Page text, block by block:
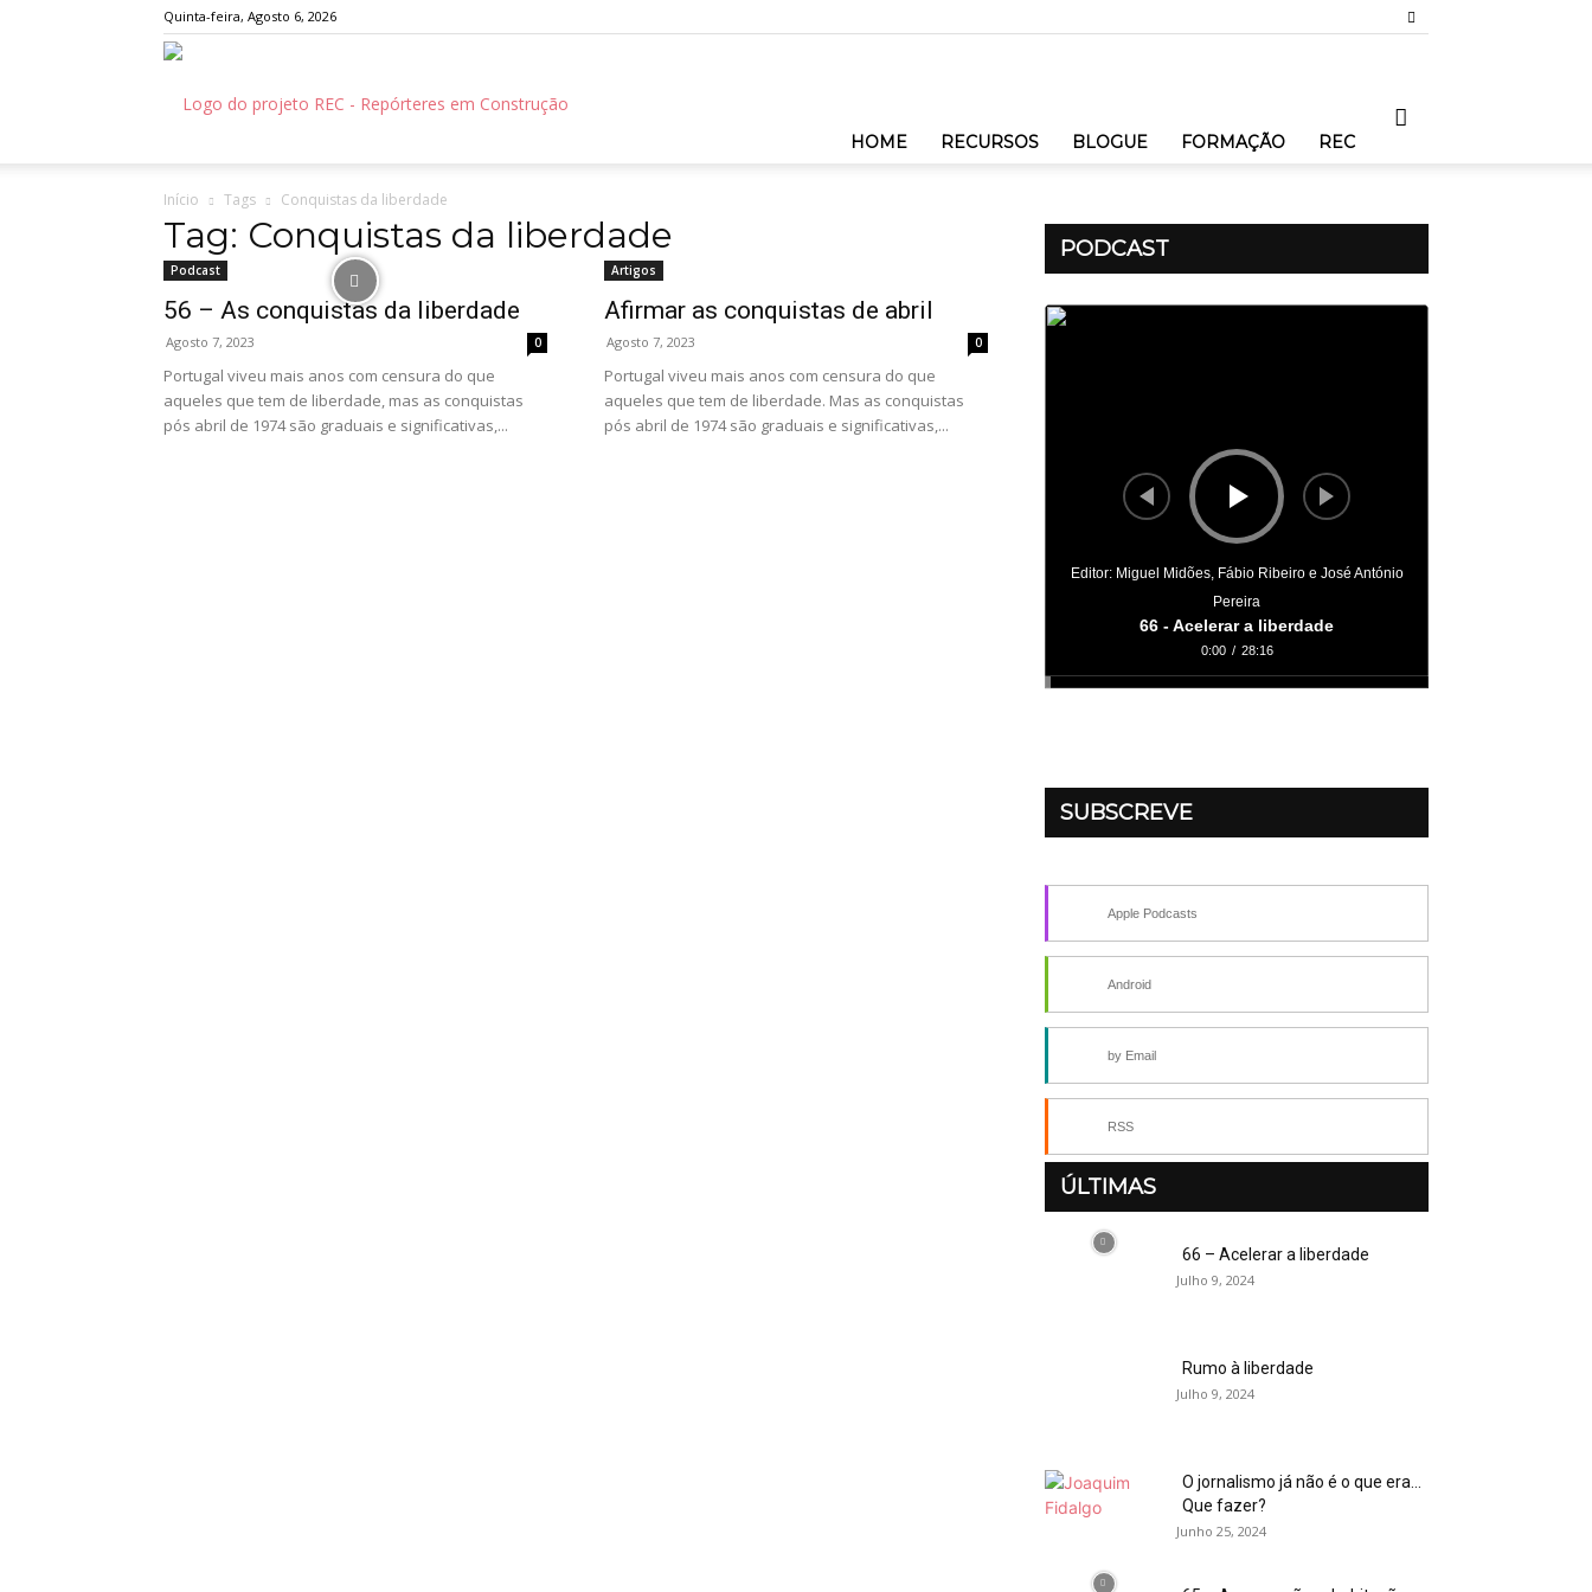
Quinta-feira, Agosto 6, 2026
HOME RECURSOS BLOGUE FORMAÇÃO REC
Início Tags Conquistas da liberdade
Tag: Conquistas da liberdade
Podcast
56 – As conquistas da liberdade
Agosto 7, 2023 0
Portugal viveu mais anos com censura do que
aqueles que tem de liberdade, mas as conquistas
pós abril de 1974 são graduais e significativas,...
Artigos
Afirmar as conquistas de abril
Agosto 7, 2023 0
Portugal viveu mais anos com censura do que
aqueles que tem de liberdade. Mas as conquistas
pós abril de 1974 são graduais e significativas,...
PODCAST
Reprodutor
de
Editor: Miguel Midões, Fábio Ribeiro e José António
Pereira
66 - Acelerar a liberdade
0:00 / 28:16
SUBSCREVE
Apple Podcasts
Android
by Email
RSS
ÚLTIMAS
66 – Acelerar a liberdade
Julho 9, 2024
Rumo à liberdade
Julho 9, 2024
O jornalismo já não é o que era…
Que fazer?
Junho 25, 2024